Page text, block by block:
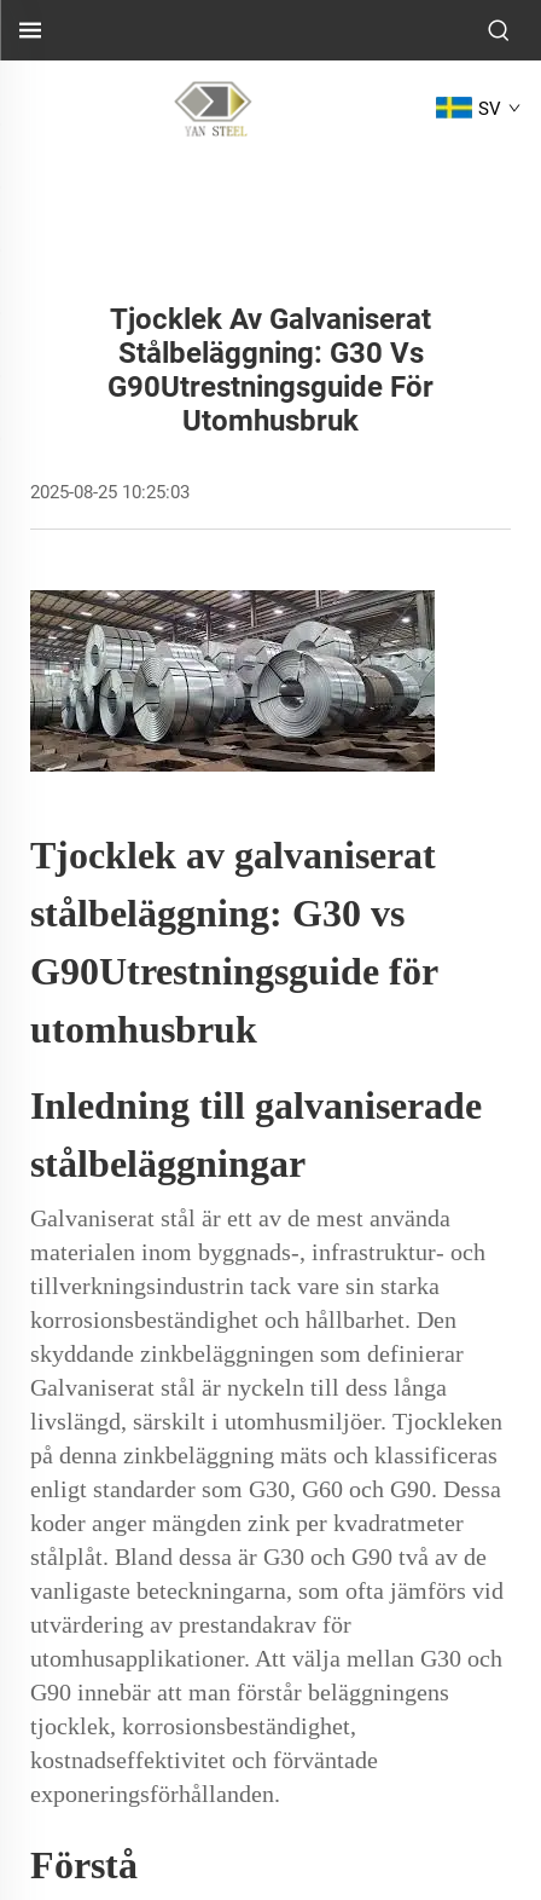
SV
Tjocklek Av Galvaniserat
Stålbeläggning: G30 Vs
G90Utrestningsguide För
Utomhusbruk
2025-08-25 10:25:03
Tjocklek av galvaniserat
stålbeläggning: G30 vs
G90Utrestningsguide för
utomhusbruk
Inledning till galvaniserade
stålbeläggningar
Galvaniserat stål är ett av de mest använda
materialen inom byggnads-, infrastruktur- och
tillverkningsindustrin tack vare sin starka
korrosionsbeständighet och hållbarhet. Den
skyddande zinkbeläggningen som definierar
Galvaniserat stål är nyckeln till dess långa
livslängd, särskilt i utomhusmiljöer. Tjockleken
på denna zinkbeläggning mäts och klassificeras
enligt standarder som G30, G60 och G90. Dessa
koder anger mängden zink per kvadratmeter
stålplåt. Bland dessa är G30 och G90 två av de
vanligaste beteckningarna, som ofta jämförs vid
utvärdering av prestandakrav för
utomhusapplikationer. Att välja mellan G30 och
G90 innebär att man förstår beläggningens
tjocklek, korrosionsbeständighet,
kostnadseffektivitet och förväntade
exponeringsförhållanden.
Förstå